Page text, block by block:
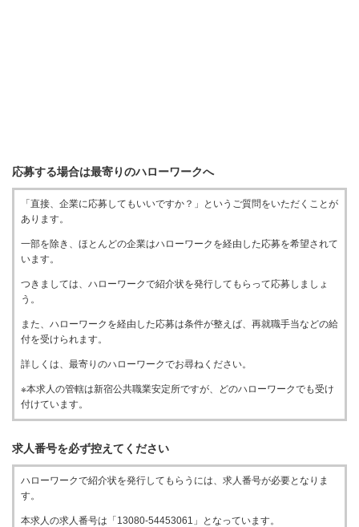
応募する場合は最寄りのハローワークへ
「直接、企業に応募してもいいですか？」というご質問をいただくことが
あります。
一部を除き、ほとんどの企業はハローワークを経由した応募を希望されて
います。
つきましては、ハローワークで紹介状を発行してもらって応募しましょ
う。
また、ハローワークを経由した応募は条件が整えば、再就職手当などの給
付を受けられます。
詳しくは、最寄りのハローワークでお尋ねください。
※本求人の管轄は新宿公共職業安定所ですが、どのハローワークでも受け
付けています。
求人番号を必ず控えてください
ハローワークで紹介状を発行してもらうには、求人番号が必要となりま
す。
本求人の求人番号は「13080-54453061」となっています。